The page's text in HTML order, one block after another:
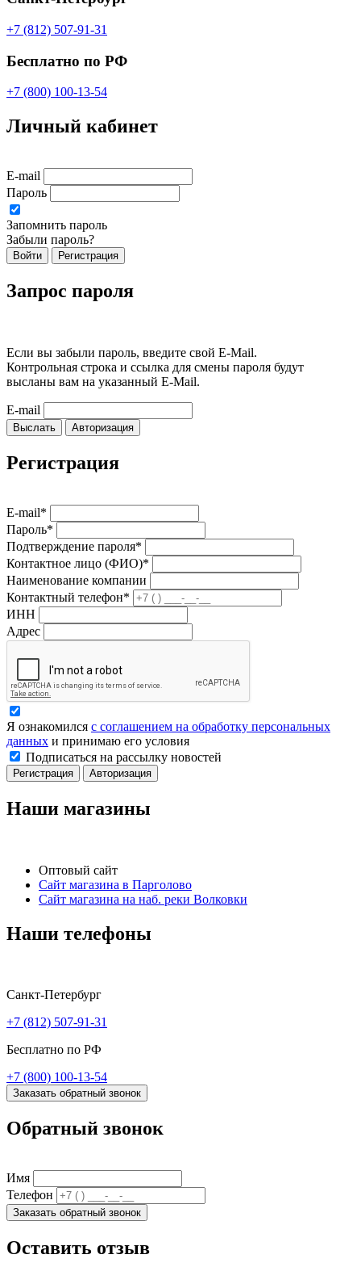
+7 (812) 507-91-31
Бесплатно по РФ
+7 (800) 100-13-54
Личный кабинет
E-mail
Пароль
Запомнить пароль
Забыли пароль?
Войти Регистрация
Запрос пароля
Если вы забыли пароль, введите свой E-Mail.
Контрольная строка и ссылка для смены пароля будут
высланы вам на указанный E-Mail.
E-mail
Выслать Авторизация
Регистрация
E-mail*
Пароль*
Подтверждение пароля*
Контактное лицо (ФИО)*
Наименование компании
Контактный телефон*
ИНН
Адрес
Я ознакомился с соглашением на обработку персональных
данных и принимаю его условия
Подписаться на рассылку новостей
Регистрация Авторизация
Наши магазины
Оптовый сайт
Сайт магазина в Парголово
Сайт магазина на наб. реки Волковки
Наши телефоны
Санкт-Петербург
+7 (812) 507-91-31
Бесплатно по РФ
+7 (800) 100-13-54
Заказать обратный звонок
Обратный звонок
Имя
Телефон
Заказать обратный звонок
Оставить отзыв